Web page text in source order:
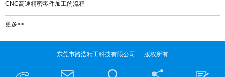
CNC高速精密零件加工的流程
更多>>
东莞市路浩精工科技有限公司 版权所有